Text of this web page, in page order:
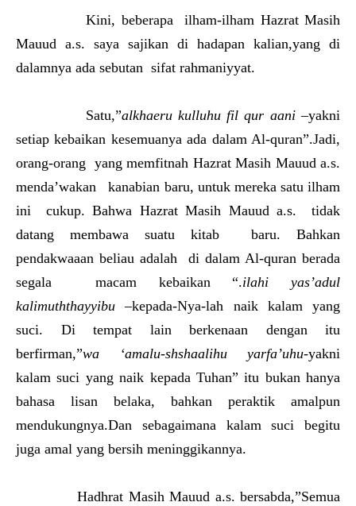
Kini, beberapa ilham-ilham Hazrat Masih
Mauud a.s. saya sajikan di hadapan kalian,yang di
dalamnya ada sebutan sifat rahmaniyyat.
Satu,”alkhaeru kulluhu fil qur aani–yakni
setiap kebaikan kesemuanya ada dalam Al-quran”.Jadi,
orang-orang yang memfitnah Hazrat Masih Mauud a.s.
menda’wakan kanabian baru, untuk mereka satu ilham
ini cukup. Bahwa Hazrat Masih Mauud a.s. tidak
datang membawa suatu kitab baru. Bahkan
pendakwaaan beliau adalah di dalam Al-quran berada
segala macam kebaikan “.ilahi yas’adul
kalimuththayyibu –kepada-Nya-lah naik kalam yang
suci. Di tempat lain berkenaan dengan itu
berfirman,”wa ‘amalu-shshaalihu yarfa’uhu-yakni
kalam suci yang naik kepada Tuhan” itu bukan hanya
bahasa lisan belaka, bahkan peraktik amalpun
mendukungnya.Dan sebagaimana kalam suci begitu
juga amal yang bersih meninggikannya.
Hadhrat Masih Mauud a.s. bersabda,”Semua